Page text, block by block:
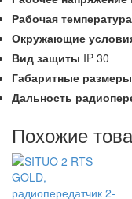
Рабочая температура
Окружающие
Вид защиты IP 30
Габаритные
Дальность
Похожие